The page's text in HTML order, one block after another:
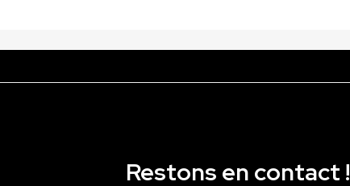
Restons en contact !